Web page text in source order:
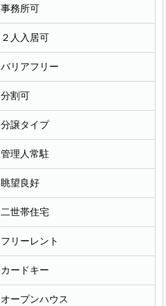
事務所可
２人入居可
バリアフリー
分割可
分譲タイプ
管理人常駐
眺望良好
二世帯住宅
フリーレント
カードキー
オープンハウス